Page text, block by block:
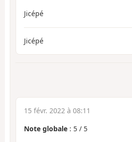
Jicépé
Jicépé
15 févr. 2022 à 08:11
Note globale : 5 / 5